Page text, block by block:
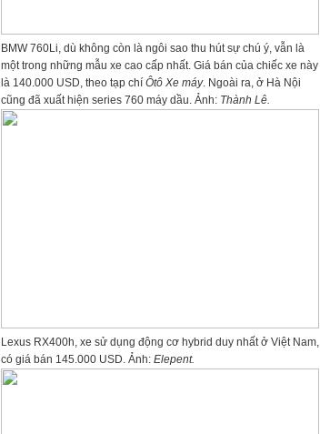
BMW 760Li, dù không còn là ngôi sao thu hút sự chú ý, vẫn là
một trong những mẫu xe cao cấp nhất. Giá bán của chiếc xe này
là 140.000 USD, theo tạp chí Ôtô Xe máy. Ngoài ra, ở Hà Nội
cũng đã xuất hiện series 760 máy dầu. Ảnh: Thành Lê.
Lexus RX400h, xe sử dụng động cơ hybrid duy nhất ở Việt Nam,
có giá bán 145.000 USD. Ảnh: Elepent.